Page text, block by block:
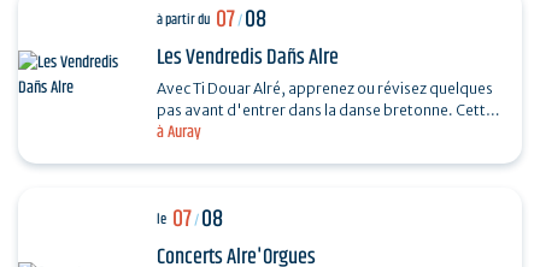
à Auray
à partir du 07/08
Les Vendredis Dañs Alre
Avec Ti Douar Alré, apprenez ou révisez quelques
pas avant d'entrer dans la danse bretonne. Cette
initiation est suivie d'un fest-noz animé par un…
le 07/08
Concerts Alre'Orgues